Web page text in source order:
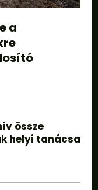
a
össze
helyi tanácsa